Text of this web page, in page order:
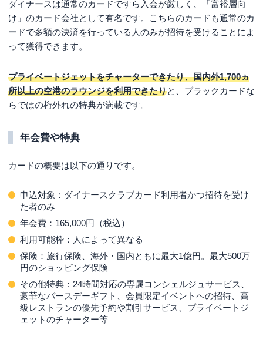
ダイナースは通常のカードですら入会が厳しく、「富裕層向
け」のカード会社として有名です。こちらのカードも通常のカ
ードで多額の決済を行っている人のみが招待を受けることによ
って獲得できます。
プライベートジェットをチャーターできたり、国内外1,700ヵ
所以上の空港のラウンジを利用できたりと、ブラックカードな
らではの桁外れの特典が満載です。
年会費や特典
カードの概要は以下の通りです。
申込対象：ダイナースクラブカード利用者かつ招待を受け
た者のみ
年会費：165,000円（税込）
利用可能枠：人によって異なる
保険：旅行保険、海外・国内ともに最大1億円。最大500万
円のショッピング保険
その他特典：24時間対応の専属コンシェルジュサービス、
豪華なバースデーギフト、会員限定イベントへの招待、高
級レストランの優先予約や割引サービス、プライベートジ
ェットのチャーター等